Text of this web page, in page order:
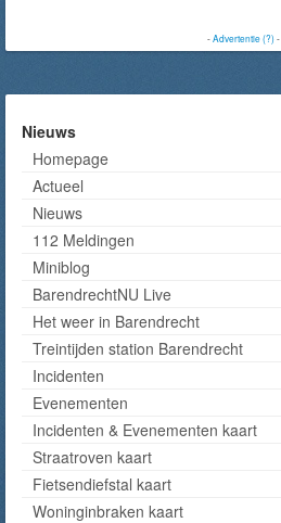
-Advertentie (?)-
Nieuws
Homepage
Actueel
Nieuws
112 Meldingen
Miniblog
BarendrechtNU Live
Het weer in Barendrecht
Treintijden station Barendrecht
Incidenten
Evenementen
Incidenten & Evenementen kaart
Straatroven kaart
Fietsendiefstal kaart
Woninginbraken kaart